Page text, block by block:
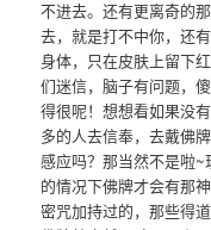
不进去。还有更离奇的
去，就是打不中你，还
身体，只在皮肤上留下
们迷信，脑子有问题，
得很呢！想想看如果没
多的人去信奉，去戴佛
感应吗？那当然不是啦
的情况下佛牌才会有那
密咒加持过的，那些得